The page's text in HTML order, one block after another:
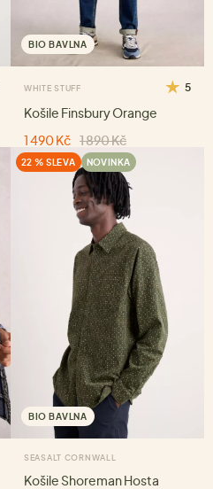
BIO BAVLNA
WHITE STUFF 5
Košile Finsbury Orange
1 490 Kč 1 890 Kč
22 % SLEVA NOVINKA
BIO BAVLNA
SEASALT CORNWALL
Košile Shoreman Hosta